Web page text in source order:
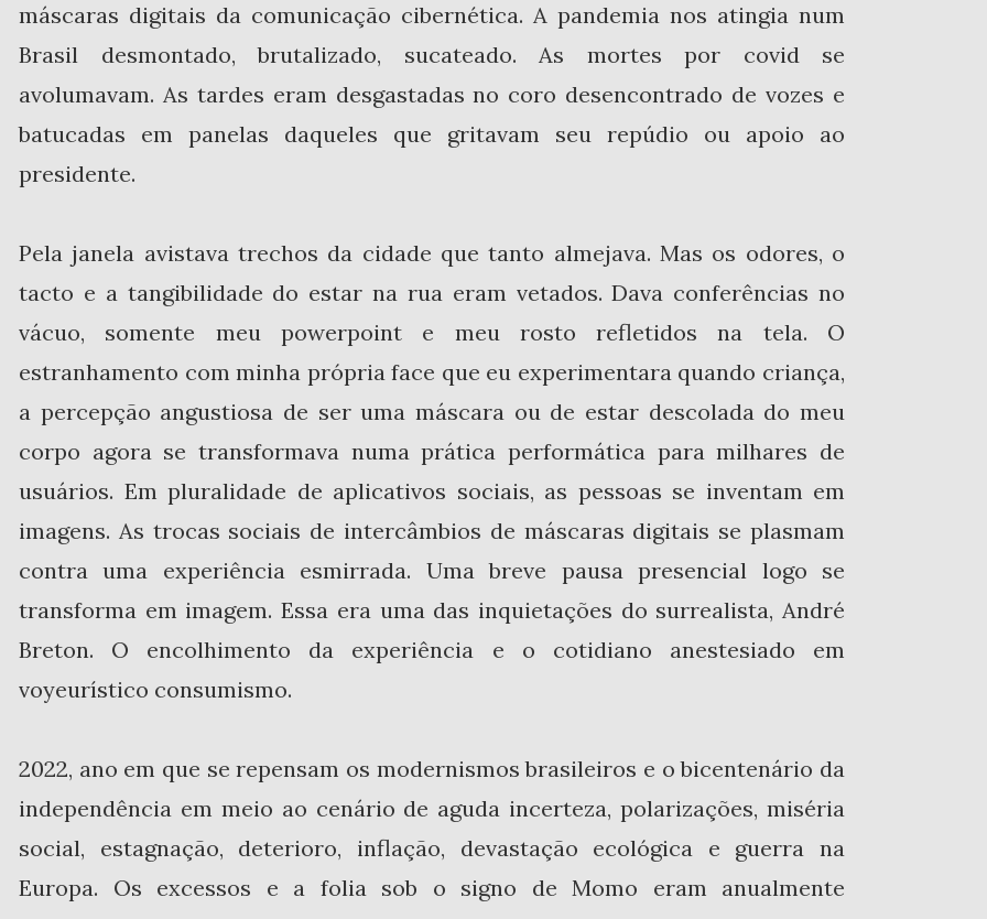
máscaras digitais da comunicação cibernética. A pandemia nos atingia num
Brasil desmontado, brutalizado, sucateado. As mortes por covid se
avolumavam. As tardes eram desgastadas no coro desencontrado de vozes e
batucadas em panelas daqueles que gritavam seu repúdio ou apoio ao
presidente.
Pela janela avistava trechos da cidade que tanto almejava. Mas os odores, o
tacto e a tangibilidade do estar na rua eram vetados. Dava conferências no
vácuo, somente meu powerpoint e meu rosto refletidos na tela. O
estranhamento com minha própria face que eu experimentara quando criança,
a percepção angustiosa de ser uma máscara ou de estar descolada do meu
corpo agora se transformava numa prática performática para milhares de
usuários. Em pluralidade de aplicativos sociais, as pessoas se inventam em
imagens. As trocas sociais de intercâmbios de máscaras digitais se plasmam
contra uma experiência esmirrada. Uma breve pausa presencial logo se
transforma em imagem. Essa era uma das inquietações do surrealista, André
Breton. O encolhimento da experiência e o cotidiano anestesiado em
voyeurístico consumismo.
2022, ano em que se repensam os modernismos brasileiros e o bicentenário da
independência em meio ao cenário de aguda incerteza, polarizações, miséria
social, estagnação, deterioro, inflação, devastação ecológica e guerra na
Europa. Os excessos e a folia sob o signo de Momo eram anualmente